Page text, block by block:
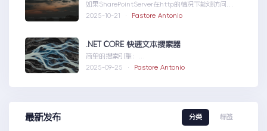
如果SharePointServer在http的情况下能够访问，
但是在https下不能访问报错如...SharePointServer
2025-10-21 · Pastore Antonio
.NET CORE 快速文本搜索器
简单的搜索引擎：
usingSystem;usingSystem.Collections.Gen....N
2025-09-25 · Pastore Antonio
最新发布 分类 标签